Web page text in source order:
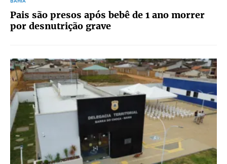
Pais são presos após bebê de 1 ano morrer
por desnutrição grave